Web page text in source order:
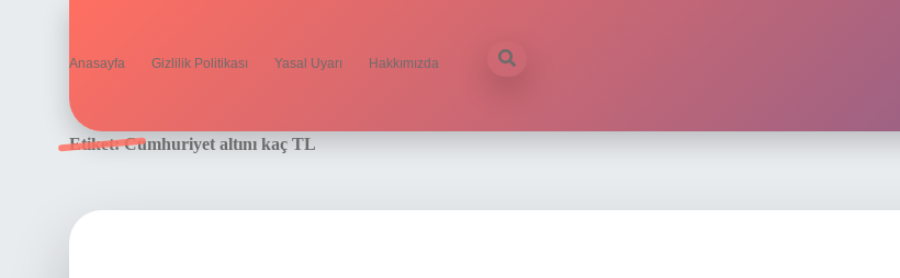
Anasayfa Gizlilik Politikası Yasal Uyarı Hakkımızda
Etiket:Cumhuriyet altını kaç TL